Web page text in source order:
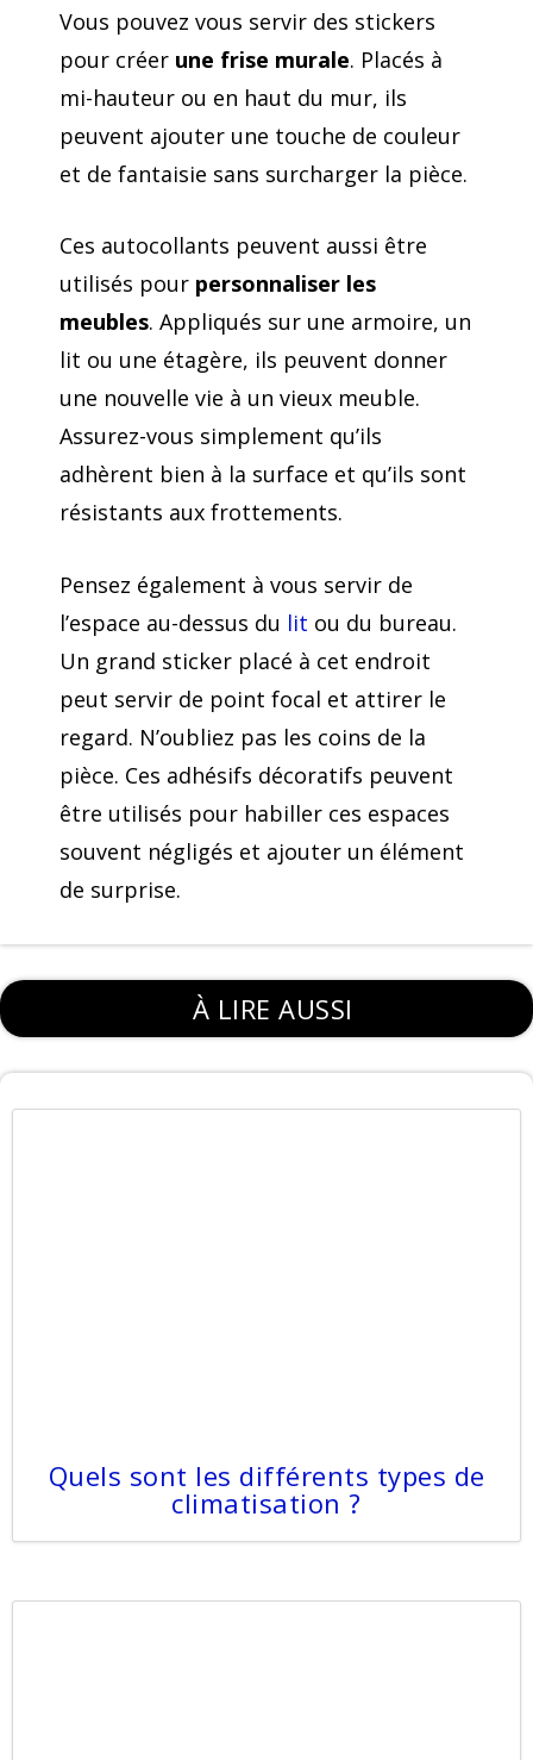
Vous pouvez vous servir des stickers
pour créer une frise murale. Placés à
mi-hauteur ou en haut du mur, ils
peuvent ajouter une touche de couleur
et de fantaisie sans surcharger la pièce.
Ces autocollants peuvent aussi être
utilisés pour personnaliser les
meubles. Appliqués sur une armoire, un
lit ou une étagère, ils peuvent donner
une nouvelle vie à un vieux meuble.
Assurez-vous simplement qu’ils
adhèrent bien à la surface et qu’ils sont
résistants aux frottements.
Pensez également à vous servir de
l’espace au-dessus du lit ou du bureau.
Un grand sticker placé à cet endroit
peut servir de point focal et attirer le
regard. N’oubliez pas les coins de la
pièce. Ces adhésifs décoratifs peuvent
être utilisés pour habiller ces espaces
souvent négligés et ajouter un élément
de surprise.
À LIRE AUSSI
Quels sont les différents types de
climatisation ?